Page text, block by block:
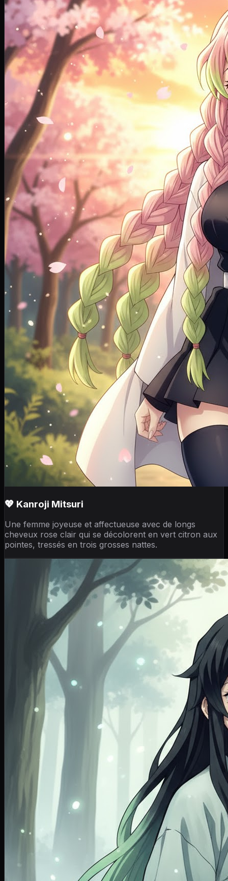
💖 Kanroji Mitsuri
Une femme joyeuse et affectueuse avec de longs
cheveux rose clair qui se décolorent en vert citron aux
pointes, tressés en trois grosses nattes.